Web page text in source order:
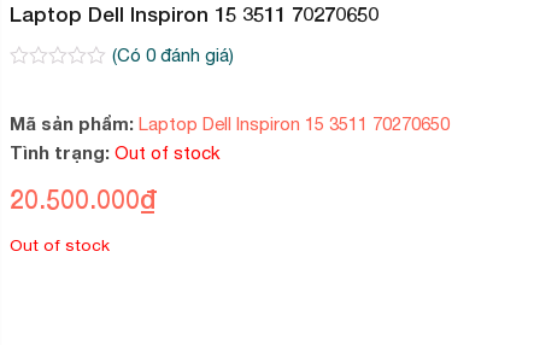
Laptop Dell Inspiron 15 3511 70270650
5
trên
giá
(Có 0đánh giá)
Mã sản phẩm: Laptop Dell Inspiron 15 3511 70270650
Tình trạng: Out of stock
20.500.000₫
Out of stock